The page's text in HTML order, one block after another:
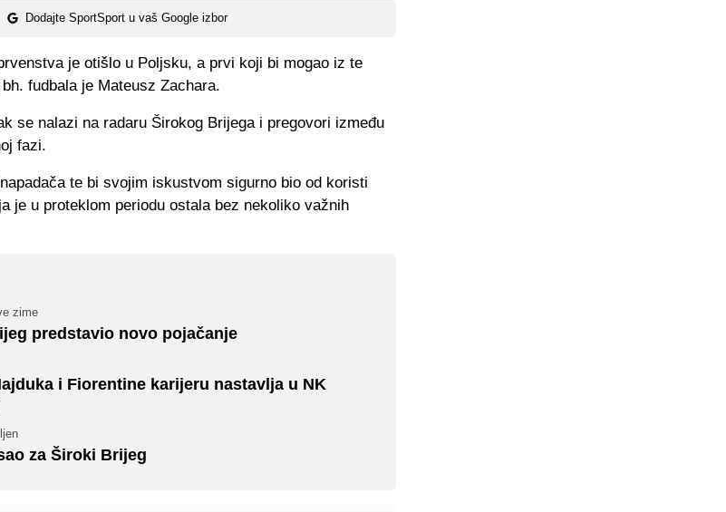
Dodajte SportSport u vaš Google izbor
je otišlo u Poljsku, a prvi koji bi mogao iz te
fudbala je Mateusz Zachara.
se nalazi na radaru Širokog Brijega i pregovori između
fazi.
te bi svojim iskustvom sigurno bio od koristi
je u proteklom periodu ostala bez nekoliko važnih
zime
predstavio novo pojačanje
i Fiorentine karijeru nastavlja u NK
za Široki Brijeg